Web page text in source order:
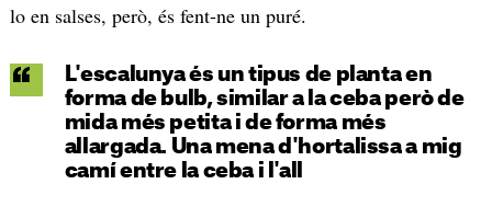
lo en salses, però, és fent-ne un puré.
L'escalunya és un tipus de planta en
forma de bulb, similar a la ceba però de
mida més petita i de forma més
allargada. Una mena d'hortalissa a mig
camí entre la ceba i l'all